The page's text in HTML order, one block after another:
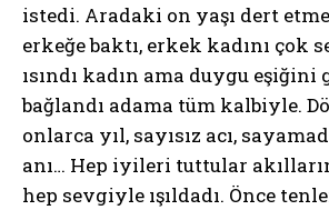
istedi. Aradaki on yaşı dert
erkeğe baktı, erkek kadını çok
ısındı kadın ama duygu eşiğini
bağlandı adama tüm kalbiyle.
onlarca yıl, sayısız acı,
anı… Hep iyileri tuttular
hep sevgiyle ışıldadı. Önce